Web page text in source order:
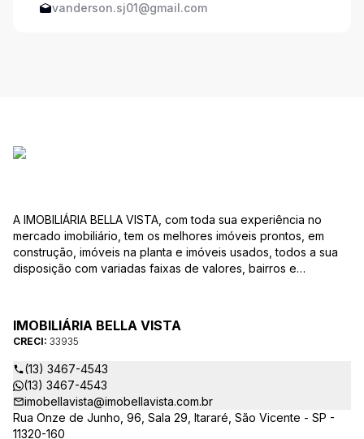
vanderson.sj01@gmail.com
A IMOBILIÁRIA BELLA VISTA, com toda sua experiência no
mercado imobiliário, tem os melhores imóveis prontos, em
construção, imóveis na planta e imóveis usados, todos a sua
disposição com variadas faixas de valores, bairros e
ao CRECI-EE – estarão sempre prontos para responder-lhe
todas as suas dúvidas sobre casas, apartamentos, terrenos,
salas comerciais e outros produtos imobiliários.
IMOBILIÁRIA BELLA VISTA
CRECI: 33935
(13) 3467-4543
(13) 3467-4543
imobellavista@imobellavista.com.br
Rua Onze de Junho, 96, Sala 29, Itararé, São Vicente - SP -
11320-160